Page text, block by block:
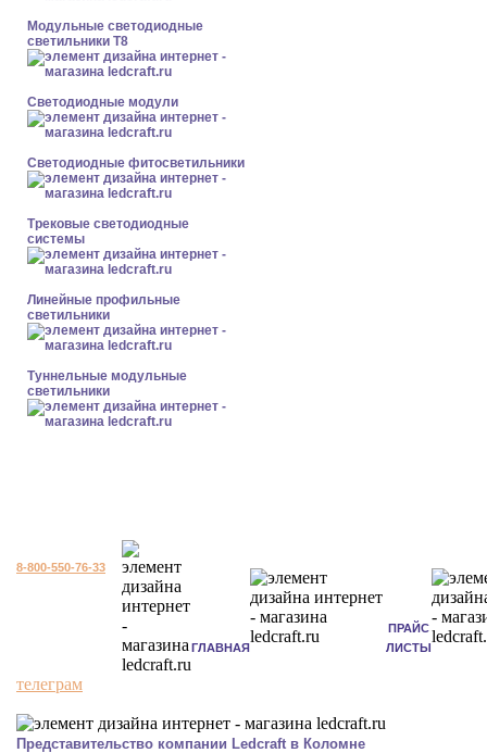
Модульные светодиодные
светильники Т8
Светодиодные модули
Светодиодные фитосветильники
Трековые светодиодные
системы
Линейные профильные
светильники
Туннельные модульные
светильники
8-800-550-76-33
ГЛАВНАЯ
ПРАЙС
ЛИСТЫ
телеграм
Представительство компании Ledcraft в Коломне